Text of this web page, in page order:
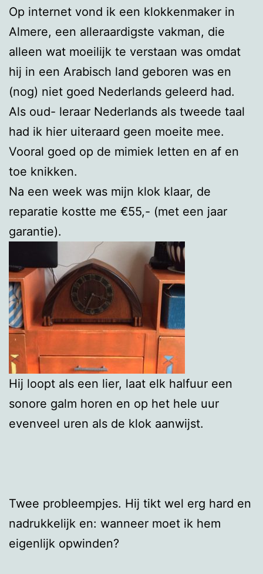
Op internet vond ik een klokkenmaker in
Almere, een alleraardigste vakman, die
alleen wat moeilijk te verstaan was omdat
hij in een Arabisch land geboren was en
(nog) niet goed Nederlands geleerd had.
Als oud- leraar Nederlands als tweede taal
had ik hier uiteraard geen moeite mee.
Vooral goed op de mimiek letten en af en
toe knikken.
Na een week was mijn klok klaar, de
reparatie kostte me €55,- (met een jaar
garantie).
Hij loopt als een lier, laat elk halfuur een
sonore galm horen en op het hele uur
evenveel uren als de klok aanwijst.
Twee probleempjes. Hij tikt wel erg hard en
nadrukkelijk en: wanneer moet ik hem
eigenlijk opwinden?